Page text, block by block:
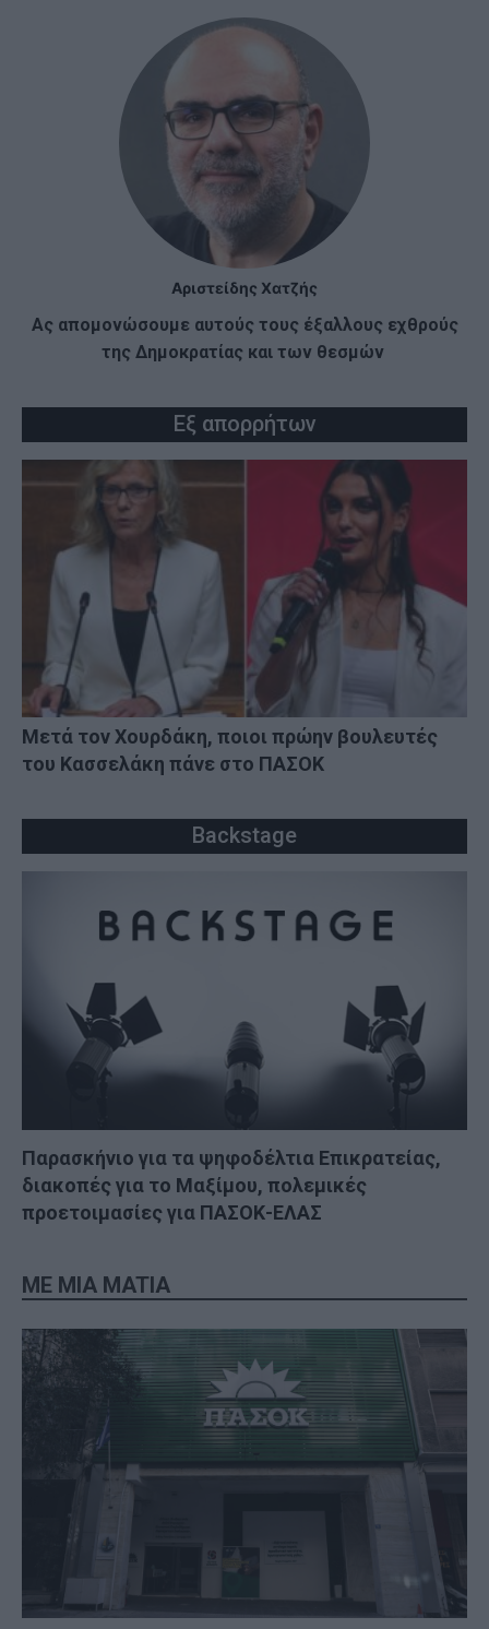
Αριστείδης Χατζής
Ας απομονώσουμε αυτούς τους έξαλλους εχθρούς
της Δημοκρατίας και των θεσμών
Εξ απορρήτων
Μετά τον Χουρδάκη, ποιοι πρώην βουλευτές
του Κασσελάκη πάνε στο ΠΑΣΟΚ
Backstage
Παρασκήνιο για τα ψηφοδέλτια Επικρατείας,
διακοπές για το Μαξίμου, πολεμικές
προετοιμασίες για ΠΑΣΟΚ-ΕΛΑΣ
ME MIA MATIA